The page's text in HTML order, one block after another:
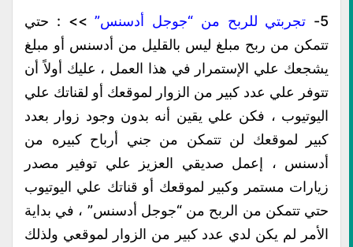
5- تجربتي للربح من “جوجل أدسنس”>> : حتي
تتمكن من ربح مبلغ ليس بالقليل من أدسنس أو مبلغ
يشجعك علي الإستمرار في هذا العمل ، عليك أولاً أن
تتوفر علي عدد كبير من الزوار لموقعك أو لقناتك علي
اليوتيوب ، فكن علي يقين أنه بدون وجود زوار بعدد
كبير لموقعك لن تتمكن من جني أرباح كبيره من
أدسنس ، إعمل صديقي العزيز علي توفير مصدر
زيارات مستمر وكبير لموقعك أو قناتك علي اليوتيوب
حتي تتمكن من الربح من “جوجل أدسنس” ، في بداية
الأمر لم يكن لدي عدد كبير من الزوار لموقعي ولذلك